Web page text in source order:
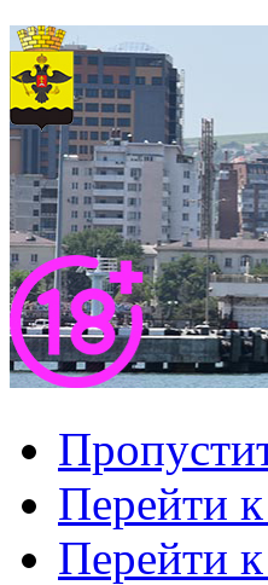
Перейти
Перейти